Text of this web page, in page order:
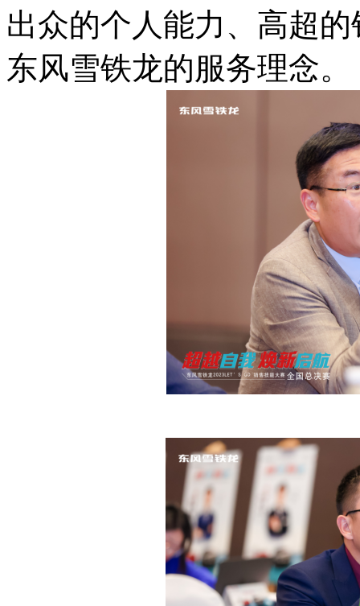
出众的个人能力、高超
东风雪铁龙的服务理念。